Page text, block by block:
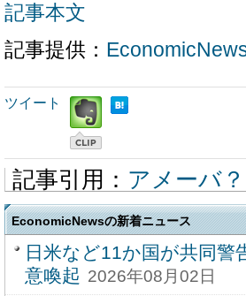
記事本文
記事提供：
ツイート
記事引用： アメーバ？
EconomicNewsの新着ニュース
日米など11か国が共同
意喚起 2026年08月02日